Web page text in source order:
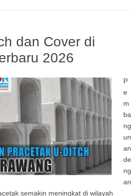
dan Cover di
2026
P
e
m
ba
ng
un
an
de
ng
an
semakin meningkat di wilayah